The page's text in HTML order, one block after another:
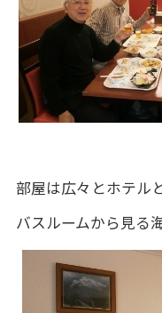
部屋は広々とホテル
バスルームから見る